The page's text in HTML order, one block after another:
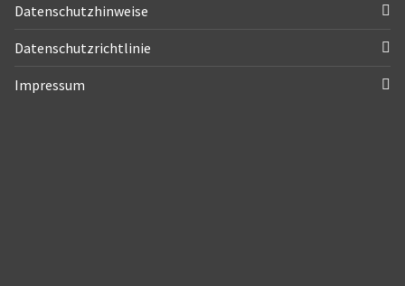
Datenschutzhinweise
Datenschutzrichtlinie
Impressum